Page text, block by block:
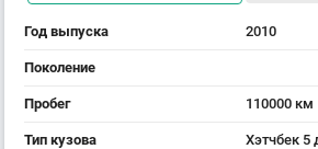
Год выпуска 2010
Поколение
Пробег 110000 км
Тип кузова Хэтчбек 5